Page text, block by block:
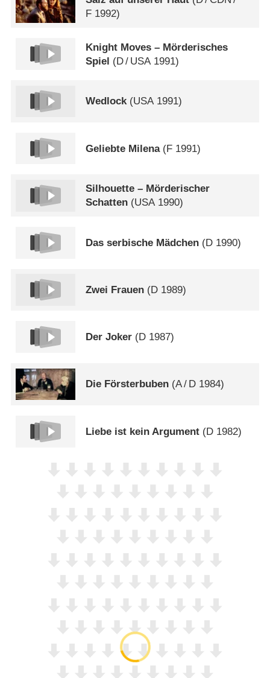
F 1992)
Knight Moves – Mörderisches
Spiel (D/ USA 1991)
Wedlock(USA1991)
Geliebte Milena(F 1991)
Silhouette – Mörderischer
Schatten (USA1990)
Das serbische Mädchen (D 1990)
Zwei Frauen (D 1989)
Der Joker (D 1987)
Die Försterbuben (A/ D 1984)
Liebe ist kein Argument (D 1982)